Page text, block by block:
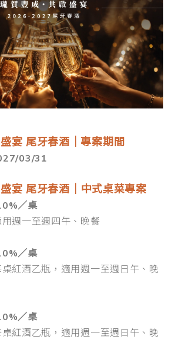
宴 尾牙春酒｜專案期間
03/31
宴 尾牙春酒｜中式桌菜專案
／桌
週一至週四午、晚餐
／桌
紅酒乙瓶，適用週一至週日午、晚
／桌
紅酒乙瓶，適用週一至週日午、晚